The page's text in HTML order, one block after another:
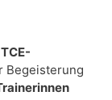
TCE-
Begeisterung